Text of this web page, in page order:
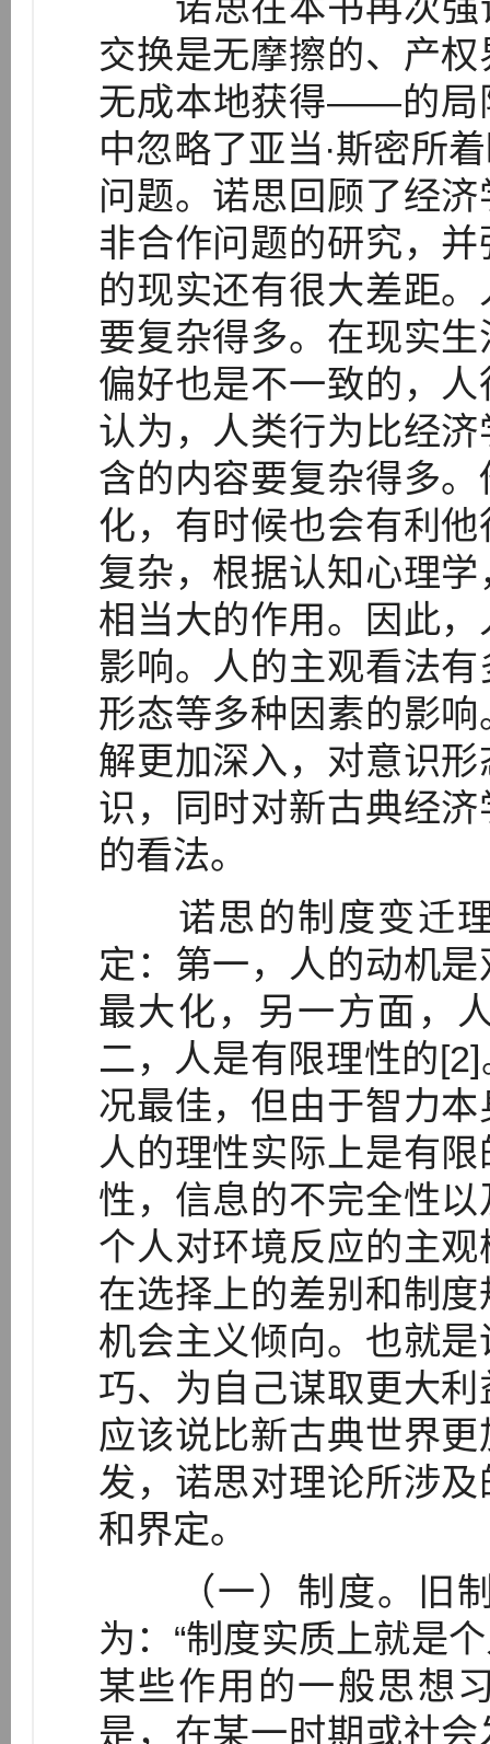
交换是无摩擦的、产
无成本地获得——的局
中忽略了亚当·斯密所
问题。诺思回顾了经
非合作问题的研究，
的现实还有很大差距
要复杂得多。在现实
偏好也是不一致的，
认为，人类行为比经
含的内容要复杂得多
化，有时候也会有利
复杂，根据认知心理
相当大的作用。因此
影响。人的主观看法
形态等多种因素的影
解更加深入，对意识
识，同时对新古典经
的看法。
诺思的制度变迁理
定：第一，人的动机
最大化，另一方面，
二，人是有限理性的
况最佳，但由于智力
人的理性实际上是有
性，信息的不完全性
个人对环境反应的主
在选择上的差别和制
机会主义倾向。也就
巧、为自己谋取更大
应该说比新古典世界
发，诺思对理论所涉
和界定。
（一）制度。旧制
为：“制度实质上就是
某些作用的一般思想
是，在某一时期或社